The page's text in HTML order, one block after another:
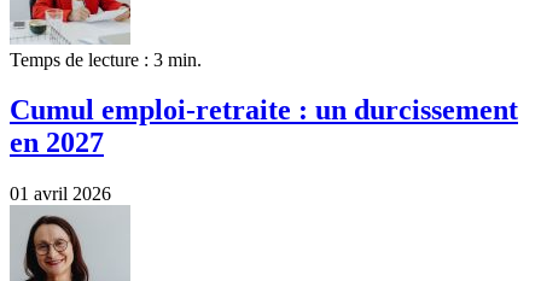
Temps de lecture : 3 min.
Cumul emploi-retraite : un durcissement
en 2027
01 avril 2026